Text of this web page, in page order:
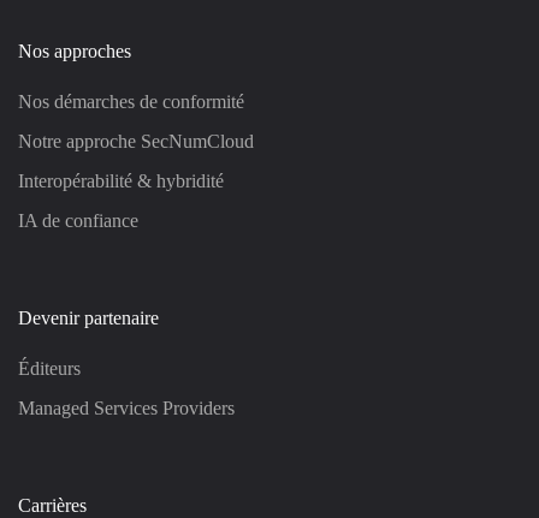
Nos approches
Nos démarches de conformité
Notre approche SecNumCloud
Interopérabilité & hybridité
IA de confiance
Devenir partenaire
Éditeurs
Managed Services Providers
Carrières